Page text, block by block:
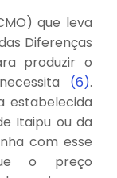
que leva
Diferenças
produzir o
(6).
estabelecida
Itaipu ou da
com esse
o preço